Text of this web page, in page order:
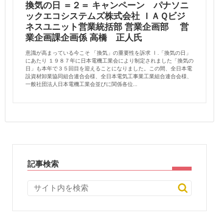
換気の日 ＝２＝ キャンペーン パナソニ
ックエコシステムズ株式会社 ＩＡＱビジ
ネスユニット営業統括部 営業企画部 営
業企画課企画係 高橋 正人氏
意識が高まっている今こそ 「換気」の重要性を訴求 Ⅰ.「換気の日」
にあたり １９８７年に日本電機工業会により制定されました「換気の
日」も本年で３５回目を迎えることになりました。この間、全日本電
設資材卸業協同組合連合会様、全日本電気工事業工業組合連合会様、
一般社団法人日本電機工業会並びに関係各位...
記事検索